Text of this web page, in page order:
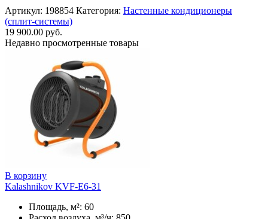
Артикул: 198854 Категория: Настенные кондиционеры
(сплит-системы)
19 900.00 руб.
Недавно просмотренные товары
В корзину
Kalashnikov KVF-E6-31
Площадь, м²: 60